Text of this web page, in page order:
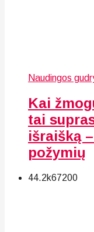
Naudingos
Kai
tai
išraišką
požymių
44.2k67200